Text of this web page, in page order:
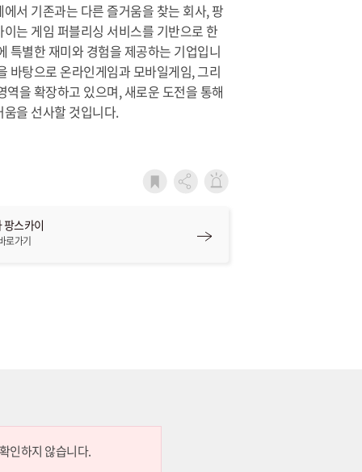
서 기존과는 다른 즐거움을 찾는 회사, 팡
는 게임 퍼블리싱 서비스를 기반으로 한
특별한 재미와 경험을 제공하는 기업입니
바탕으로 온라인게임과 모바일게임, 그리
역을 확장하고 있으며, 새로운 도전을 통해
을 선사할 것입니다.
스카이
로가기
인하지 않습니다.